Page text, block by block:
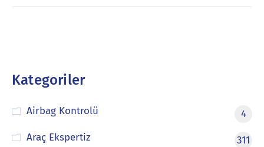
Kategoriler
Airbag Kontrolü
4
Araç Ekspertiz
311